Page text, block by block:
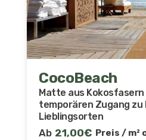
CocoBeach
Matte aus
temporären Zugang zu
Lieblingsorten
Ab 21,00€ Preis / m²